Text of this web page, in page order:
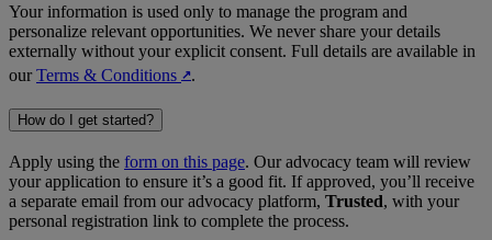
Your information is used only to manage the program and
personalize relevant opportunities. We never share your details
externally without your explicit consent. Full details are available in
ourTerms & Conditions ↗︎.
How do I get started?
Apply using the form on this page. Our advocacy team will review
your application to ensure it’s a good fit. If approved, you’ll receive
a separate email from our advocacy platform, Trusted, with your
personal registration link to complete the process.